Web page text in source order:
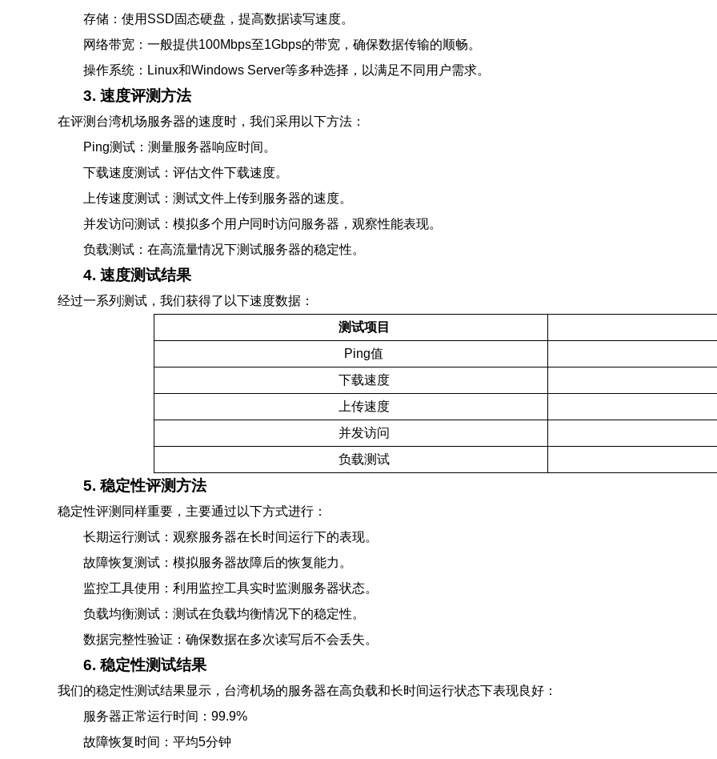
存储：使用SSD固态硬盘，提高数据读写速度。
网络带宽：一般提供100Mbps至1Gbps的带宽，确保数据传输的顺畅。
操作系统：Linux和Windows Server等多种选择，以满足不同用户需求。
3. 速度评测方法
在评测台湾机场服务器的速度时，我们采用以下方法：
Ping测试：测量服务器响应时间。
下载速度测试：评估文件下载速度。
上传速度测试：测试文件上传到服务器的速度。
并发访问测试：模拟多个用户同时访问服务器，观察性能表现。
负载测试：在高流量情况下测试服务器的稳定性。
4. 速度测试结果
经过一系列测试，我们获得了以下速度数据：
测试项目
Ping值
下载速度
上传速度
并发访问
负载测试
5. 稳定性评测方法
稳定性评测同样重要，主要通过以下方式进行：
长期运行测试：观察服务器在长时间运行下的表现。
故障恢复测试：模拟服务器故障后的恢复能力。
监控工具使用：利用监控工具实时监测服务器状态。
负载均衡测试：测试在负载均衡情况下的稳定性。
数据完整性验证：确保数据在多次读写后不会丢失。
6. 稳定性测试结果
我们的稳定性测试结果显示，台湾机场的服务器在高负载和长时间运行状态下表现良好：
服务器正常运行时间：99.9%
故障恢复时间：平均5分钟